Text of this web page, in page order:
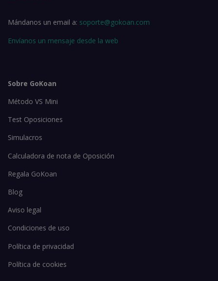
Mándanos un email a: soporte@gokoan.com
Envíanos un mensaje desde la web
Sobre GoKoan
Método VS Mini
Test Oposiciones
Simulacros
Calculadora de nota de Oposición
Regala GoKoan
Blog
Aviso legal
Condiciones de uso
Política de privacidad
Política de cookies